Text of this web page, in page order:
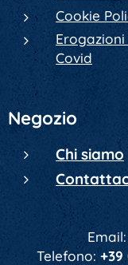
Cookie
Covid
Negozio
Chi siamo
Email:
Telefono: +39